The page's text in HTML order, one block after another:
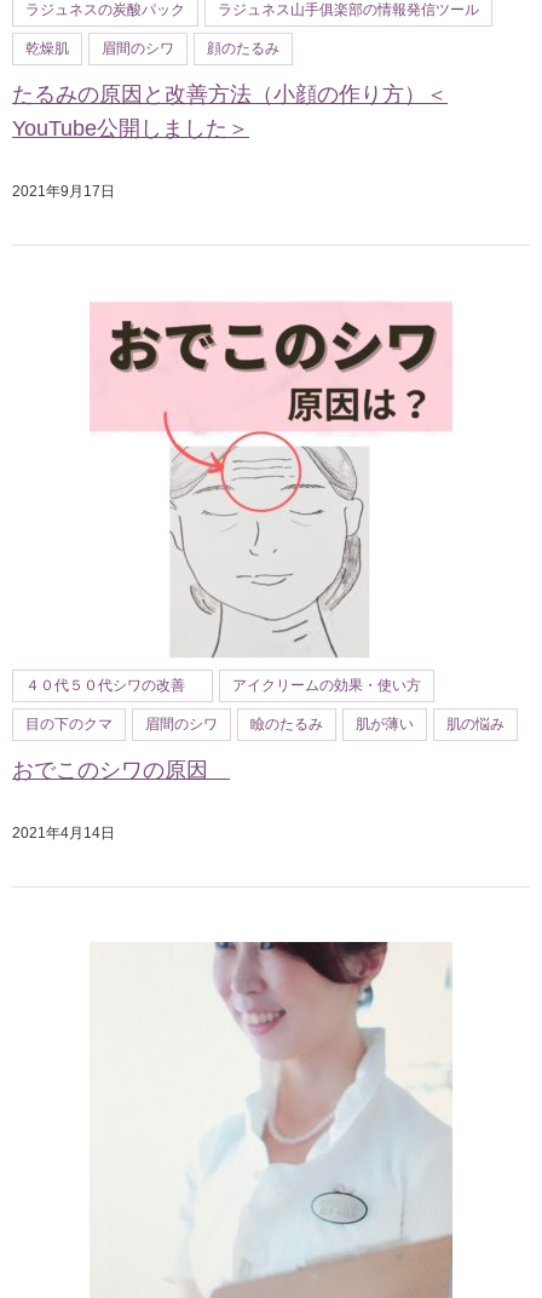
ラジュネスの炭酸パック ラジュネス山手俱楽部の情報発信ツール
乾燥肌 眉間のシワ 顔のたるみ
たるみの原因と改善方法（小顔の作り方）＜
YouTube公開しました＞
2021年9月17日
４０代５０代シワの改善 アイクリームの効果・使い方
目の下のクマ 眉間のシワ 瞼のたるみ 肌が薄い 肌の悩み
おでこのシワの原因
2021年4月14日